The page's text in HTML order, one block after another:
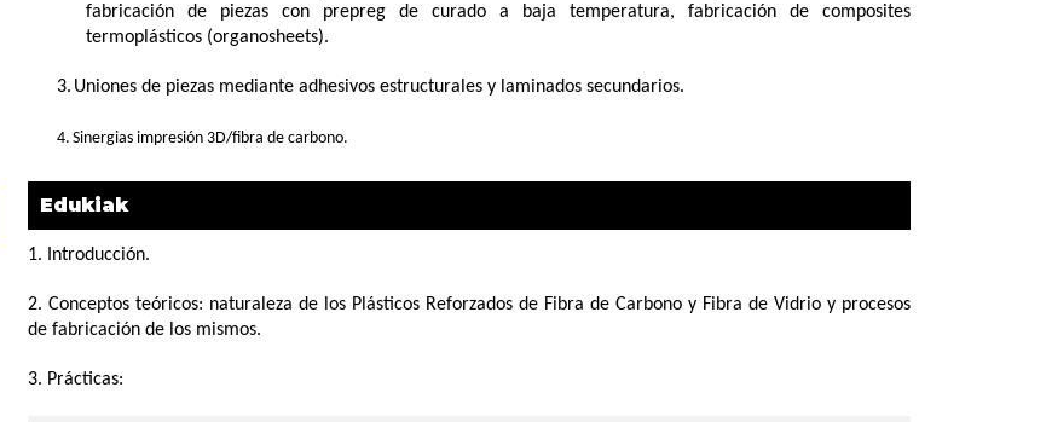
fabricación de piezas con prepreg de curado a baja temperatura, fabricación de composites
termoplásticos (organosheets).
3. Uniones de piezas mediante adhesivos estructurales y laminados secundarios.
4. Sinergias impresión 3D/fibra de carbono.
Edukiak
1. Introducción.
2. Conceptos teóricos: naturaleza de los Plásticos Reforzados de Fibra de Carbono y Fibra de Vidrio y procesos
de fabricación de los mismos.
3. Prácticas: